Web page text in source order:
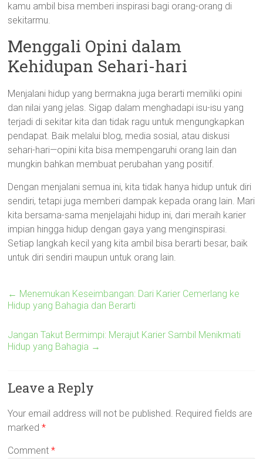
kamu ambil bisa memberi inspirasi bagi orang-orang di
sekitarmu.
Menggali Opini dalam
Kehidupan Sehari-hari
Menjalani hidup yang bermakna juga berarti memiliki opini
dan nilai yang jelas. Sigap dalam menghadapi isu-isu yang
terjadi di sekitar kita dan tidak ragu untuk mengungkapkan
pendapat. Baik melalui blog, media sosial, atau diskusi
sehari-hari—opini kita bisa mempengaruhi orang lain dan
mungkin bahkan membuat perubahan yang positif.
Dengan menjalani semua ini, kita tidak hanya hidup untuk diri
sendiri, tetapi juga memberi dampak kepada orang lain. Mari
kita bersama-sama menjelajahi hidup ini, dari meraih karier
impian hingga hidup dengan gaya yang menginspirasi.
Setiap langkah kecil yang kita ambil bisa berarti besar, baik
untuk diri sendiri maupun untuk orang lain.
← Menemukan Keseimbangan: Dari Karier Cemerlang ke
Hidup yang Bahagia dan Berarti
Jangan Takut Bermimpi: Merajut Karier Sambil Menikmati
Hidup yang Bahagia →
Leave a Reply
Your email address will not be published. Required fields are
marked*
Comment*